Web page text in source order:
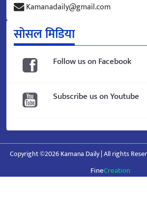
Kamanadaily@gmail.com
सोसल मिडिया
Follow us on Facebook
Subscribe us on Youtube
Copyright ©2026 Kamana Daily | All rights
FineCreation